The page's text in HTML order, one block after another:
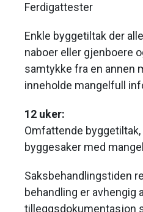
Ferdigattester
Enkle byggetiltak der
naboer eller gjenboere
samtykke fra en annen
inneholde mangelfull
12 uker:
Omfattende
byggesaker med
Saksbehandlingstiden
behandling er avhengig
tilleggsdokumentasjon